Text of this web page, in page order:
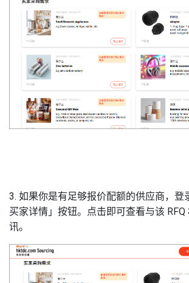
3. 如果你是有足够报价配额的供应商，登
买家详情」按钮。点击即可查看与该 RFQ
讯。